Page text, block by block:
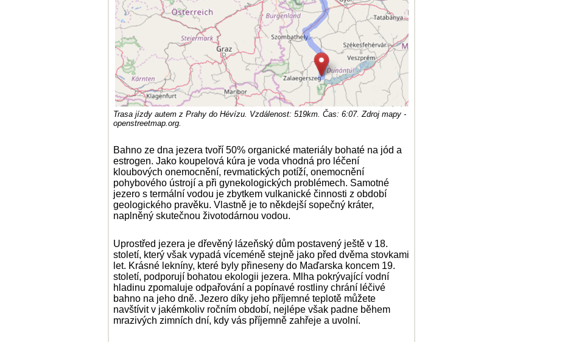
Trasa jízdy autem z Prahy do Hévízu. Vzdálenost: 519km. Čas: 6:07. Zdroj mapy -
openstreetmap.org.
Bahno ze dna jezera tvoří 50% organické materiály bohaté na jód a
estrogen. Jako koupelová kúra je voda vhodná pro léčení
kloubových onemocnění, revmatických potíží, onemocnění
pohybového ústrojí a při gynekologických problémech. Samotné
jezero s termální vodou je zbytkem vulkanické činnosti z období
geologického pravěku. Vlastně je to někdejší sopečný kráter,
naplněný skutečnou životodárnou vodou.
Uprostřed jezera je dřevěný lázeňský dům postavený ještě v 18.
století, který však vypadá víceméně stejně jako před dvěma stovkami
let. Krásné lekníny, které byly přineseny do Maďarska koncem 19.
století, podporují bohatou ekologii jezera. Mlha pokrývající vodní
hladinu zpomaluje odpařování a popínavé rostliny chrání léčivé
bahno na jeho dně. Jezero díky jeho příjemné teplotě můžete
navštívit v jakémkoliv ročním období, nejlépe však padne během
mrazivých zimních dní, kdy vás příjemně zahřeje a uvolní.